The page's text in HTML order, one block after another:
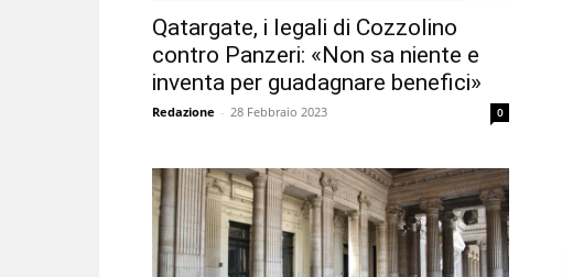
Qatargate, i legali di Cozzolino
contro Panzeri: «Non sa niente e
inventa per guadagnare benefici»
Redazione - 28 Febbraio 2023 0